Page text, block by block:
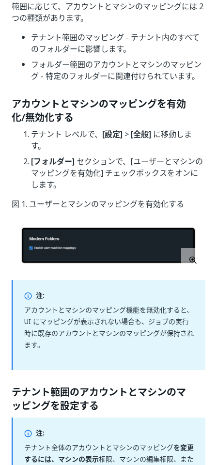
範囲に応じて、アカウントとマシンのマッピングには 2
つの種類があります。
テナント範囲のマッピング - テナント内のすべて
のフォルダーに影響します。
フォルダー範囲のアカウントとマシンのマッピン
グ - 特定のフォルダーに関連付けられています。
アカウントとマシンのマッピングを有効
化/無効化する
テナント レベルで、 [設定] > [全般] に移動しま
す。
[フォルダー] セクションで、[ユーザーとマシンの
マッピングを有効化] チェックボックスをオンに
します。
図 1. ユーザーとマシンのマッピングを有効化する
注:
アカウントとマシンのマッピング機能を無効化すると、
UI にマッピングが表示されない場合も、ジョブの実行
時に既存のアカウントとマシンのマッピングが保持され
ます。
テナント範囲のアカウントとマシンのマ
ッピングを設定する
注:
テナント全体のアカウントとマシンのマッピングを変更
するには、マシンの表示権限、マシンの編集権限、また